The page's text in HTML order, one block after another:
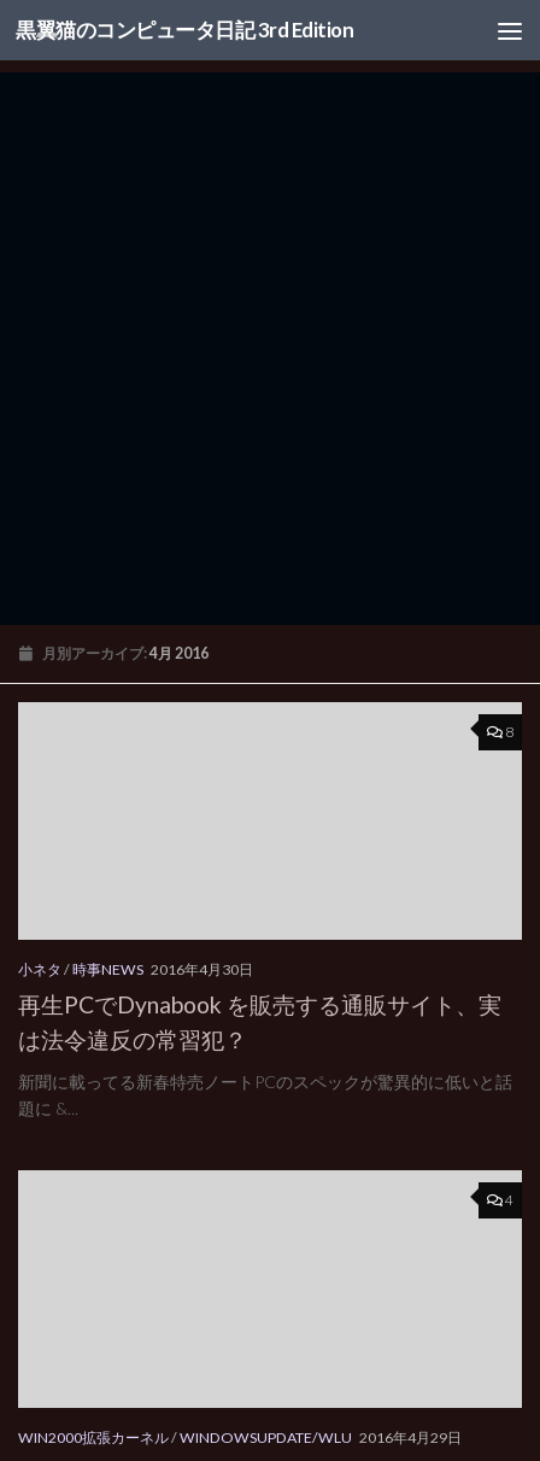
コンテンツへスキップ
黒翼猫のコンピュータ日記 3rd Edition
月別アーカイブ:4月 2016
8
小ネタ /時事NEWS 2016年4月30日
再生PCでDynabook を販売する通販サイト、実
は法令違反の常習犯？
新聞に載ってる新春特売ノートPCのスペックが驚異的に低いと話
題に &...
4
WIN2000拡張カーネル/WINDOWSUPDATE/WLU 2016年4月29日